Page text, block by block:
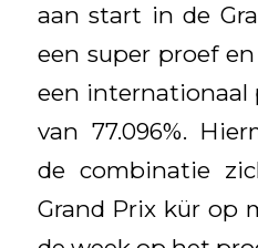
aan start in de
een super proef
een internationaal
van 77.096%.
de combinatie
Grand Prix kür op